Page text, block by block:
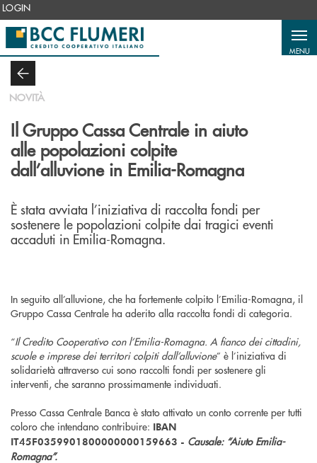
Salta al contenuto principale
LOGIN
MENU
NOVITÀ
Il Gruppo Cassa Centrale in aiuto
alle popolazioni colpite
dall’alluvione in Emilia-Romagna
È stata avviata l’iniziativa di raccolta fondi per
sostenere le popolazioni colpite dai tragici eventi
accaduti in Emilia-Romagna.
In seguito all’alluvione, che ha fortemente colpito l’Emilia-Romagna, il
Gruppo Cassa Centrale ha aderito alla raccolta fondi di categoria.
“Il Credito Cooperativo con l’Emilia-Romagna. A fianco dei cittadini,
scuole e imprese dei territori colpiti dall’alluvione” è l’iniziativa di
solidarietà attraverso cui sono raccolti fondi per sostenere gli
interventi, che saranno prossimamente individuati.
Presso Cassa Centrale Banca è stato attivato un conto corrente per tutti
coloro che intendano contribuire: IBAN
IT45F0359901800000000159663 - Causale: “Aiuto Emilia-
Romagna”.